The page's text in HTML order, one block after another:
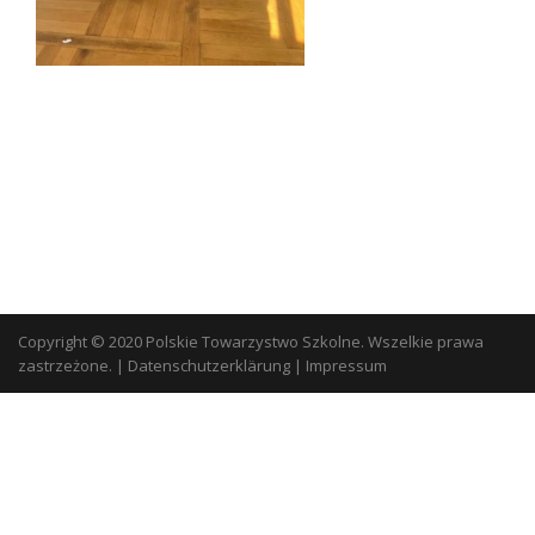
Copyright © 2020 Polskie Towarzystwo Szkolne. Wszelkie prawa
zastrzeżone. | Datenschutzerklärung | Impressum